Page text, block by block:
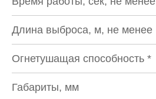
Длина выброса, м, не менее
Огнетушащая способность *
Габариты, мм